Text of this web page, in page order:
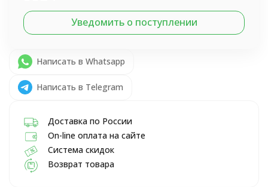
Уведомить о поступлении
Написать в Whatsapp
Написать в Telegram
Доставка по России
On-line оплата на сайте
Система скидок
Возврат товара